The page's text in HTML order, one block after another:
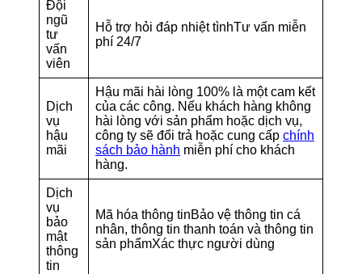
Đội
ngũ
tư
vấn
viên
Hỗ trợ hỏi đáp nhiệt tìnhTư vấn miễn
phí 24/7
Dịch
vụ
hậu
mãi
Hậu mãi hài lòng 100% là một cam kết
của các công. Nếu khách hàng không
hài lòng với sản phẩm hoặc dịch vụ,
công ty sẽ đổi trả hoặc cung cấp chính
sách bảo hành miễn phí cho khách
hàng.
Dịch
vụ
bảo
mật
thông
tin
Mã hóa thông tinBảo vệ thông tin cá
nhân, thông tin thanh toán và thông tin
sản phẩmXác thực người dùng